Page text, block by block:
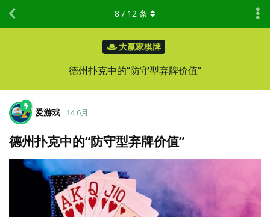
大赢家棋牌
德州扑克中的“防守型弃牌价值”
8 / 12 条
爱游戏 14 6月
德州扑克中的“防守型弃牌价值”